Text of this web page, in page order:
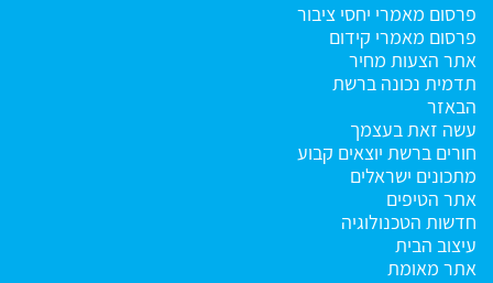
פרסום מאמרי יחסי ציבור
פרסום מאמרי קידום
אתר הצעות מחיר
תדמית נכונה ברשת
הבאזר
עשה זאת בעצמך
חורים ברשת יוצאים קבוע
מתכונים ישראלים
אתר הטיפים
חדשות הטכנולוגיה
עיצוב הבית
אתר מאומת